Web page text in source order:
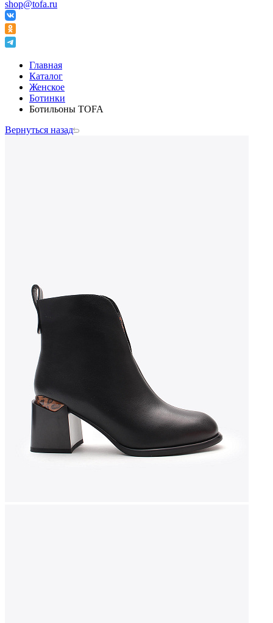
shop@tofa.ru
Главная
Каталог
Женское
Ботинки
Ботильоны TOFA
Вернуться назад